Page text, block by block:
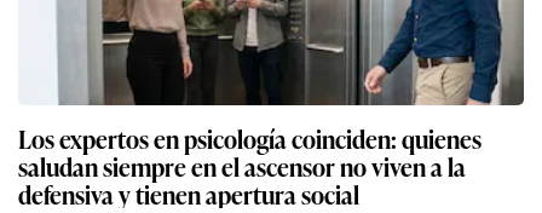
Los expertos en psicología coinciden: quienes
saludan siempre en el ascensor no viven a la
defensiva y tienen apertura social